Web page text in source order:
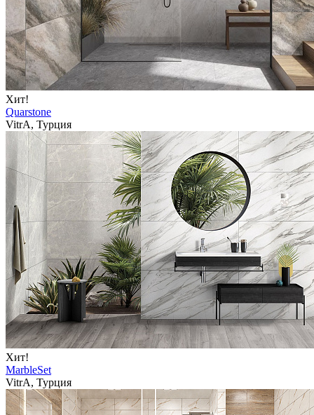
Хит!
Quarstone
VitrA, Турция
Хит!
MarbleSet
VitrA, Турция